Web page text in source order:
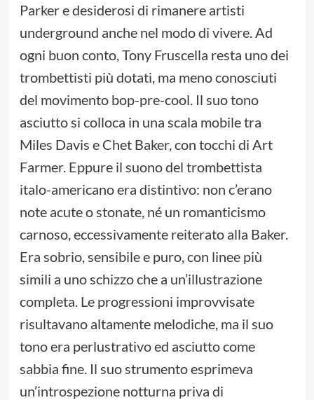
Parker e desiderosi di rimanere artisti
underground anche nel modo di vivere. Ad
ogni buon conto, Tony Fruscella resta uno dei
trombettisti più dotati, ma meno conosciuti
del movimento bop-pre-cool. Il suo tono
asciutto si colloca in una scala mobile tra
Miles Davis e Chet Baker, con tocchi di Art
Farmer. Eppure il suono del trombettista
italo-americano era distintivo: non c’erano
note acute o stonate, né un romanticismo
carnoso, eccessivamente reiterato alla Baker.
Era sobrio, sensibile e puro, con linee più
simili a uno schizzo che a un’illustrazione
completa. Le progressioni improvvisate
risultavano altamente melodiche, ma il suo
tono era perlustrativo ed asciutto come
sabbia fine. Il suo strumento esprimeva
un’introspezione notturna priva di